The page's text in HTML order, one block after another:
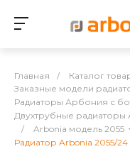
Главная / Каталог
Заказные модели
Радиаторы Арбония с
Двухтрубные
/
Arbonia модель 2055
Радиатор Arbonia 2055/24